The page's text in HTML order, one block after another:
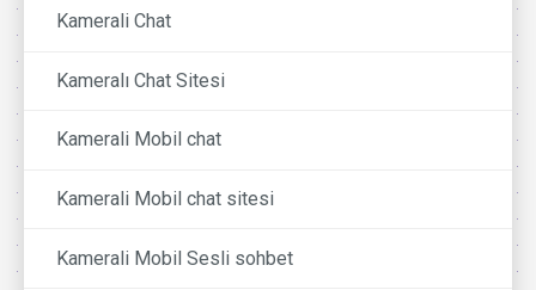
Kamerali Chat
Kameralı Chat Sitesi
Kamerali Mobil chat
Kamerali Mobil chat sitesi
Kamerali Mobil Sesli sohbet